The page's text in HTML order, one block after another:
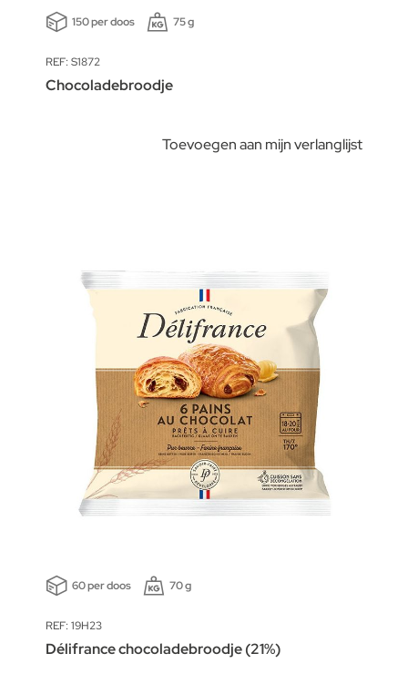
150 per doos 75 g
REF: S1872
Chocoladebroodje
Toevoegen aan mijn verlanglijst
60 per doos 70 g
REF: 19H23
Délifrance chocoladebroodje (21%)